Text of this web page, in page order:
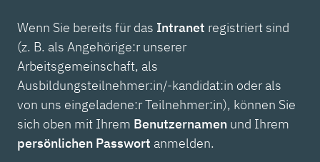
Wenn Sie bereits für das Intranet registriert sind
(z. B. als Angehörige:r unserer
Arbeitsgemeinschaft, als
Ausbildungsteilnehmer:in/-kandidat:in oder als
von uns eingeladene:r Teilnehmer:in), können Sie
sich oben mit Ihrem Benutzernamen und Ihrem
persönlichen Passwort anmelden.